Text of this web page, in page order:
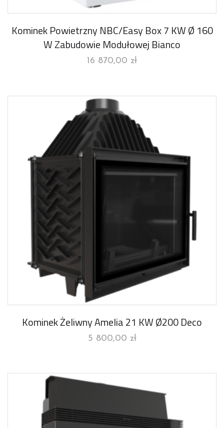
Kominek Powietrzny NBC/Easy Box 7 KW Ø 160
W Zabudowie Modułowej Bianco
16 870,00 zł
Kominek Żeliwny Amelia 21 KW Ø200 Deco
5 800,00 zł